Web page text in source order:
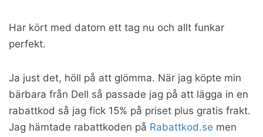
Har kört med datorn ett tag nu och allt funkar
perfekt.
Ja just det, höll på att glömma. När jag köpte min
bärbara från Dell så passade jag på att lägga in en
rabattkod så jag fick 15% på priset plus gratis frakt.
Jag hämtade rabattkoden på Rabattkod.se men